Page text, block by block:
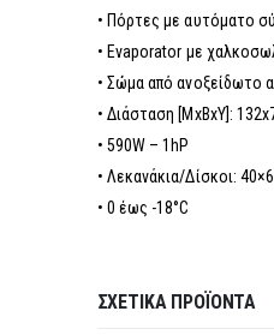
• Πόρτες με αυτόματο
• Evaporator με
• Σώμα από ανοξείδωτο
• Διάσταση [MxBxY]:
• 590W – 1hP
• Λεκανάκια/Δίσκοι:
• 0 έως -18°C
ΣΧΕΤΙΚΆ ΠΡΟΪΌΝΤΑ